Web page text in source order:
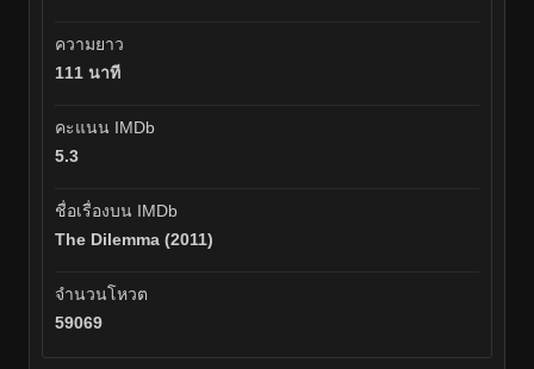
ความยาว
111 นาที
คะแนน IMDb
5.3
ชื่อเรื่องบน IMDb
The Dilemma (2011)
จำนวนโหวต
59069